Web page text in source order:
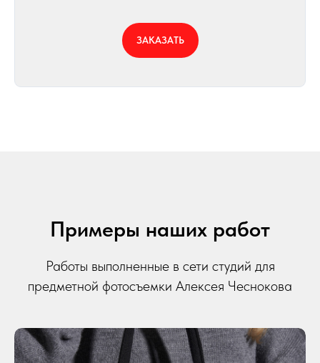
ЗАКАЗАТЬ
Примеры наших работ
Работы выполненные в сети студий для
предметной фотосъемки Алексея Чеснокова